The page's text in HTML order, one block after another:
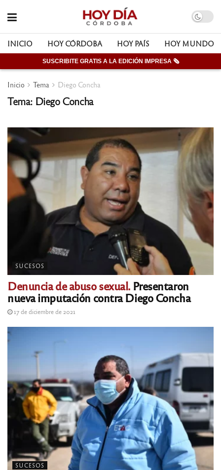
INICIO HOY CÓRDOBA HOY PAÍS HOY MUNDO
SUSCRIBITE GRATIS A LA EDICIÓN IMPRESA 🗞
Inicio Tema Diego Concha
Tema: Diego Concha
SUCESOS
Denuncia de abuso sexual. Presentaron
nueva imputación contra Diego Concha
17 de diciembre de 2021
SUCESOS